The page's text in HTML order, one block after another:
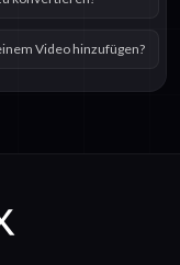
Video hinzufügen?